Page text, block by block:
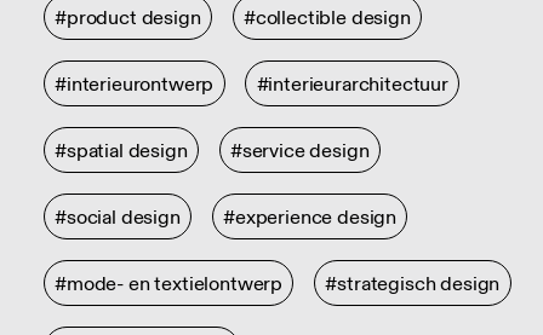
#product design #collectible design
#interieurontwerp #interieurarchitectuur
#spatial design #service design
#social design #experience design
#mode- en textielontwerp #strategisch design